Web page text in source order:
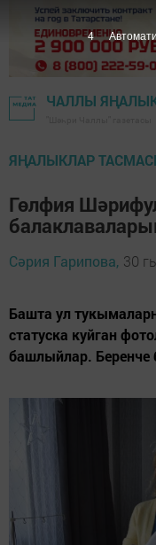
ЧАЛЛЫ
ЯҢАЛЫКЛАР
Гөлфия
Сәрия Гарипова, 30
Башта ул
статуска куйган
башлыйлар. Беренче
2